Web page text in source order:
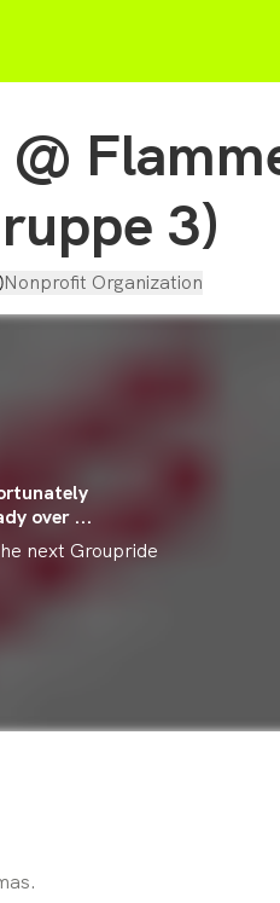
3)
Nonprofit Organization
over ...
next Groupride